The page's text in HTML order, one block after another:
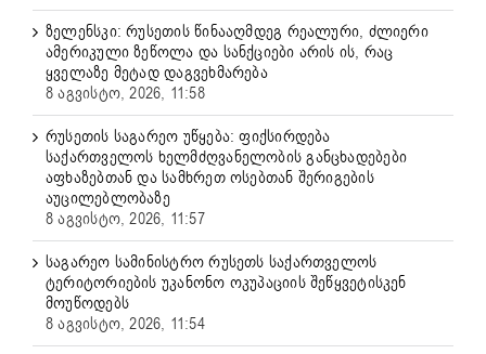
ზელენსკი: რუსეთის წინააღმდეგ რეალური, ძლიერი
ამერიკული ზეწოლა და სანქციები არის ის, რაც
ყველაზე მეტად დაგვეხმარება
8 აგვისტო, 2026, 11:58
რუსეთის საგარეო უწყება: ფიქსირდება
საქართველოს ხელმძღვანელობის განცხადებები
აფხაზებთან და სამხრეთ ოსებთან შერიგების
აუცილებლობაზე
8 აგვისტო, 2026, 11:57
საგარეო სამინისტრო რუსეთს საქართველოს
ტერიტორიების უკანონო ოკუპაციის შეწყვეტისკენ
მოუწოდებს
8 აგვისტო, 2026, 11:54